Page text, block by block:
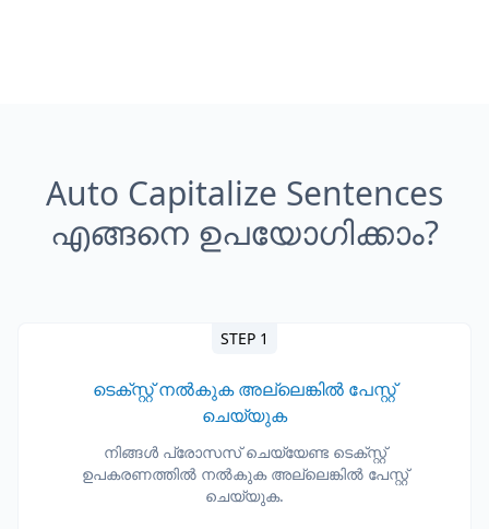
Auto Capitalize Sentences
എങ്ങനെ ഉപയോഗിക്കാം?
STEP 1
ടെക്സ്റ്റ് നൽകുക അല്ലെങ്കിൽ പേസ്റ്റ്
ചെയ്യുക
നിങ്ങൾ പ്രോസസ് ചെയ്യേണ്ട ടെക്സ്റ്റ്
ഉപകരണത്തിൽ നൽകുക അല്ലെങ്കിൽ പേസ്റ്റ്
ചെയ്യുക.